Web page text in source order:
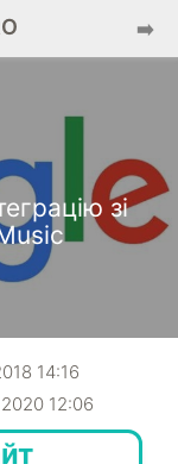
➡️
зі
14:16
12:06